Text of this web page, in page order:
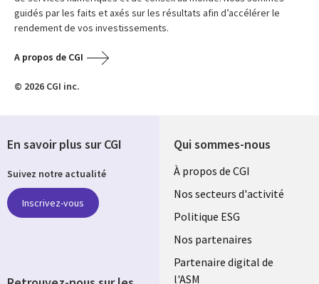
guidés par les faits et axés sur les résultats afin d’accélérer le
rendement de vos investissements.
A propos de CGI
© 2026 CGI inc.
Qui sommes-nous
Useful
links
FRANCE
À propos de CGI
Nos secteurs d'activité
Politique ESG
Nos partenaires
Partenaire digital de
l'ASM
En savoir plus sur CGI
Suivez notre actualité
Inscrivez-vous